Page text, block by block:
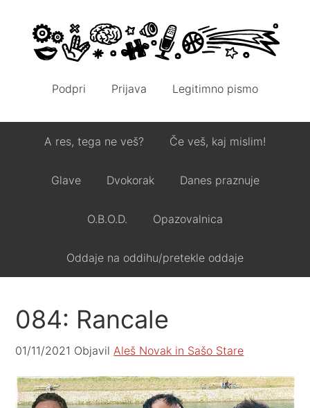
Podpri Prijava Legitimno pismo
A res, tega ne veš? Če veš, kaj mislim!
Glave Dvokorak Danes praznuje
O.B.O.D. Opazovalnica
Oddaje na oddihu/pretekle oddaje
084: Rancale
01/11/2021 ObjavilAleš Novak in Sašo Stare